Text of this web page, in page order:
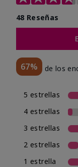
48 Reseñas
67% de los
5 estrellas
4 estrellas
3 estrellas
2 estrellas
1 estrella